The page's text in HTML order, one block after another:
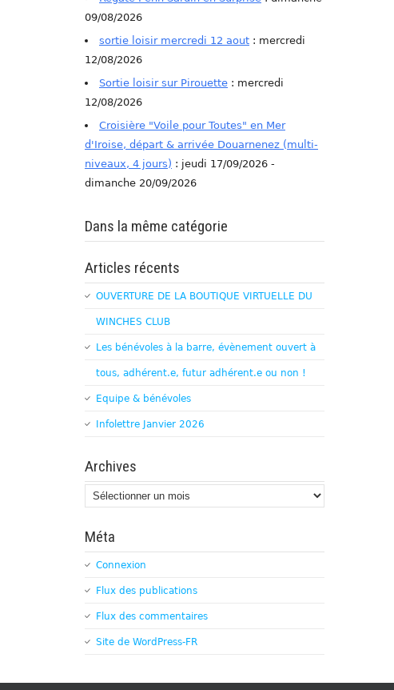
09/08/2026
sortie loisir mercredi 12 aout : mercredi
12/08/2026
Sortie loisir sur Pirouette : mercredi
12/08/2026
Croisière "Voile pour Toutes" en Mer
d'Iroise, départ & arrivée Douarnenez (multi-
niveaux, 4 jours) : jeudi 17/09/2026 -
dimanche 20/09/2026
Dans la même catégorie
Articles récents
OUVERTURE DE LA BOUTIQUE VIRTUELLE DU
WINCHES CLUB
Les bénévoles à la barre, évènement ouvert à
tous, adhérent.e, futur adhérent.e ou non !
Equipe & bénévoles
Infolettre Janvier 2026
Archives
Archives
Méta
Connexion
Flux des publications
Flux des commentaires
Site de WordPress-FR